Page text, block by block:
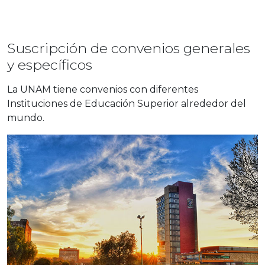
Suscripción de convenios generales
y específicos
La UNAM tiene convenios con diferentes
Instituciones de Educación Superior alrededor del
mundo.